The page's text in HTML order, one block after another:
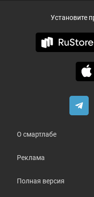
Установите
О смартлабе
Реклама
Полная версия